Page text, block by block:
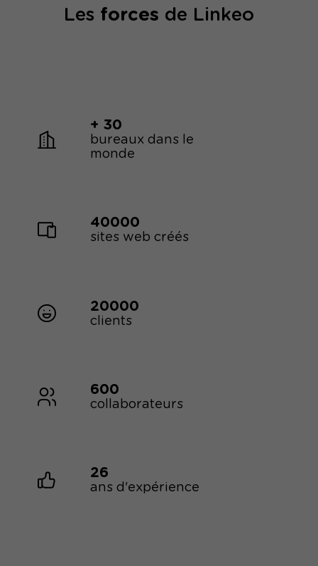
Les forces de Linkeo
+ 30
bureaux dans le
monde
40000
sites web créés
20000
clients
600
collaborateurs
26
ans d'expérience